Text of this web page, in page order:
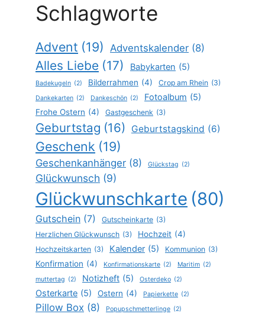
Schlagworte
Advent (19) Adventskalender (8)
Alles Liebe (17) Babykarten (5)
Badekugeln (2) Bilderrahmen (4) Crop am Rhein (3)
Dankekarten (2) Dankeschön (2) Fotoalbum (5)
Frohe Ostern (4) Gastgeschenk (3)
Geburtstag (16) Geburtstagskind (6)
Geschenk (19)
Geschenkanhänger (8) Glückstag (2)
Glückwunsch (9)
Glückwunschkarte (80)
Gutschein (7) Gutscheinkarte (3)
Herzlichen Glückwunsch (3) Hochzeit (4)
Hochzeitskarten (3) Kalender (5) Kommunion (3)
Konfirmation (4) Konfirmationskarte (2) Maritim (2)
muttertag (2) Notizheft (5) Osterdeko (2)
Osterkarte (5) Ostern (4) Papierkette (2)
Pillow Box (8) Popupschmetterlinge (2)